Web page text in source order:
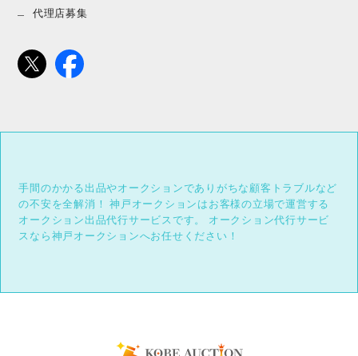
代理店募集
手間のかかる出品やオークションでありがちな顧客トラブルなど
の不安を全解消！
神戸オークションはお客様の立場で運営する
オークション出品代行サービスです。
オークション代行サービ
スなら神戸オークションへお任せください！